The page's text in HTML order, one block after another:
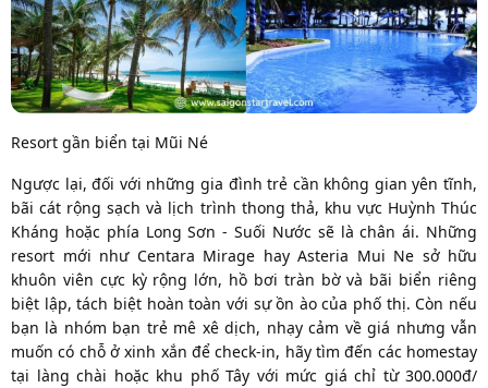
Resort gần biển tại Mũi Né
Ngược lại, đối với những gia đình trẻ cần không gian yên tĩnh,
bãi cát rộng sạch và lịch trình thong thả, khu vực Huỳnh Thúc
Kháng hoặc phía Long Sơn - Suối Nước sẽ là chân ái. Những
resort mới như Centara Mirage hay Asteria Mui Ne sở hữu
khuôn viên cực kỳ rộng lớn, hồ bơi tràn bờ và bãi biển riêng
biệt lập, tách biệt hoàn toàn với sự ồn ào của phố thị. Còn nếu
bạn là nhóm bạn trẻ mê xê dịch, nhạy cảm về giá nhưng vẫn
muốn có chỗ ở xinh xắn để check-in, hãy tìm đến các homestay
tại làng chài hoặc khu phố Tây với mức giá chỉ từ 300.000đ/